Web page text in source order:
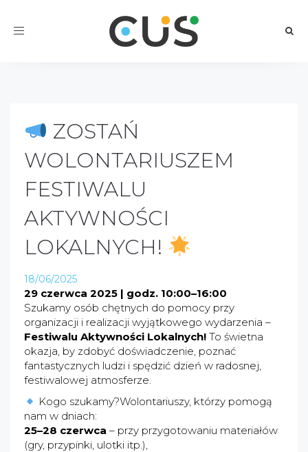
Toggle
ZOSTAŃ
WOLONTARIUSZEM
FESTIWALU
AKTYWNOŚCI
LOKALNYCH!
18/06/2025
29 czerwca 2025 | godz. 10:00–16:00
Szukamy osób chętnych do pomocy przy
organizacji i realizacji wyjątkowego wydarzenia –
Festiwalu Aktywności Lokalnych! To świetna
okazja, by zdobyć doświadczenie, poznać
fantastycznych ludzi i spędzić dzień w radosnej,
festiwalowej atmosferze.
Kogo szukamy?Wolontariuszy, którzy pomogą
nam w dniach:
25–28 czerwca – przy przygotowaniu materiałów
(gry, przypinki, ulotki itp.),